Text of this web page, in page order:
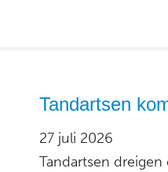
Tandartsen
27 juli 2026
Tandartsen